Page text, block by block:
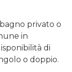
privato o
in
di
o doppio.